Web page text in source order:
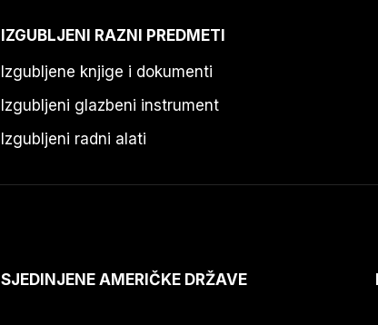
IZGUBLJENI RAZNI PREDMETI
Izgubljene knjige i dokumenti
Izgubljeni glazbeni instrument
Izgubljeni radni alati
SJEDINJENE AMERIČKE DRŽAVE